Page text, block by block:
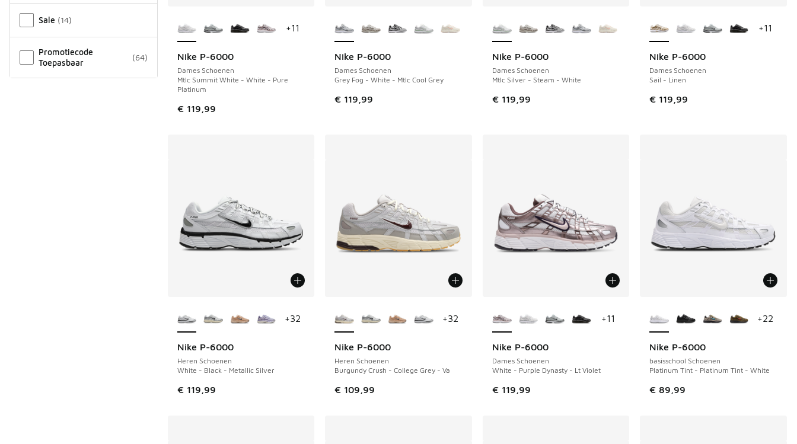
Sale (14)
Promotiecode
Toepasbaar
(64) Nike P-6000
Dames Schoenen
Mtlc Summit White - White - Pure
Platinum
€ 119,99
+11
Nike P-6000
Dames Schoenen
Grey Fog - White - Mtlc Cool Grey
€ 119,99
Nike P-6000
Dames Schoenen
Mtlc Silver - Steam - White
€ 119,99
Nike P-6000
Dames Schoenen
Sail - Linen
€ 119,99
+11
Nike P-6000
Heren Schoenen
White - Black - Metallic Silver
€ 119,99
+32
Nike P-6000
Heren Schoenen
Burgundy Crush - College Grey - Va
€ 109,99
+32
Nike P-6000
Dames Schoenen
White - Purple Dynasty - Lt Violet
€ 119,99
+11
Nike P-6000
basisschool Schoenen
Platinum Tint - Platinum Tint - White
€ 89,99
+22